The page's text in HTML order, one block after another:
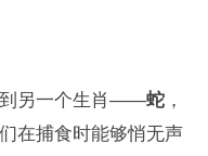
到另一个生肖——蛇，
在捕食时能够悄无声